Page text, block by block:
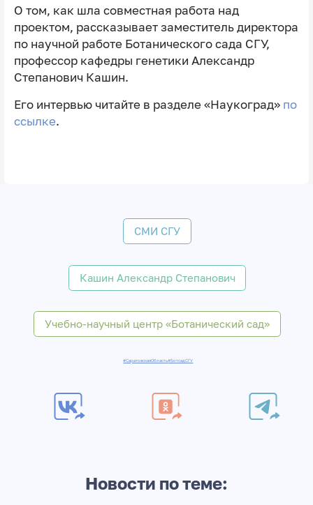
О том, как шла совместная работа над
проектом, рассказывает заместитель директора
по научной работе Ботанического сада СГУ,
профессор кафедры генетики Александр
Степанович Кашин.
Его интервью читайте в разделе «Наукоград» по
ссылке.
СМИ СГУ
Кашин Александр Степанович
Учебно-научный центр «Ботанический сад»
#СаратовскаяОбласть#БотсадСГУ
Новости по теме: